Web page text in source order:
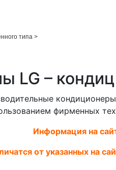
типа >
LG –
фирменных
Информация на
от указанных на